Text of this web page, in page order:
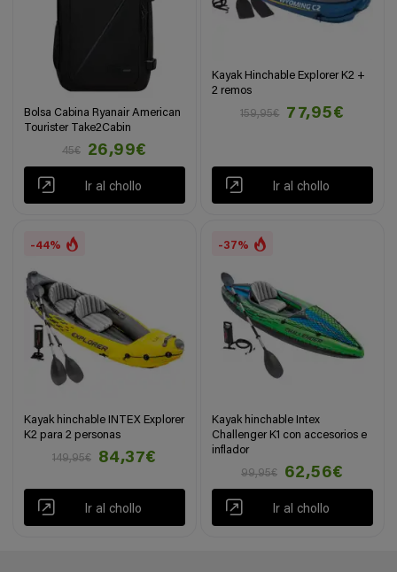
Bolsa Cabina Ryanair American
Tourister Take2Cabin
45€
26,99€
Ir al chollo
Kayak Hinchable Explorer K2 +
2 remos
159,95€
77,95€
Ir al chollo
-44%
Kayak hinchable INTEX Explorer
K2 para 2 personas
149,95€
84,37€
Ir al chollo
-37%
Kayak hinchable Intex
Challenger K1 con accesorios e
inflador
99,95€
62,56€
Ir al chollo